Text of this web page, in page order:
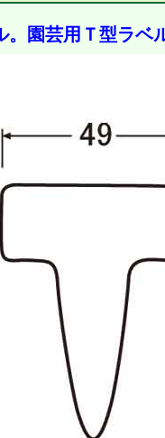
園芸用Ｔ型ラベル